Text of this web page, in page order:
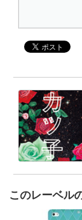
このレーベル